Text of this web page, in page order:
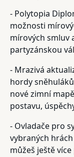
- Polytopia
možnosti
mírových smluv
partyzánskou
- Mrazivá
hordy
nové zimní
postavu,
- Ovladače pro
vybraných
můžeš ještě